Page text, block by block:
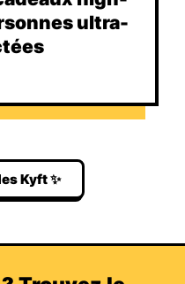
ultra-
Kyft ✨